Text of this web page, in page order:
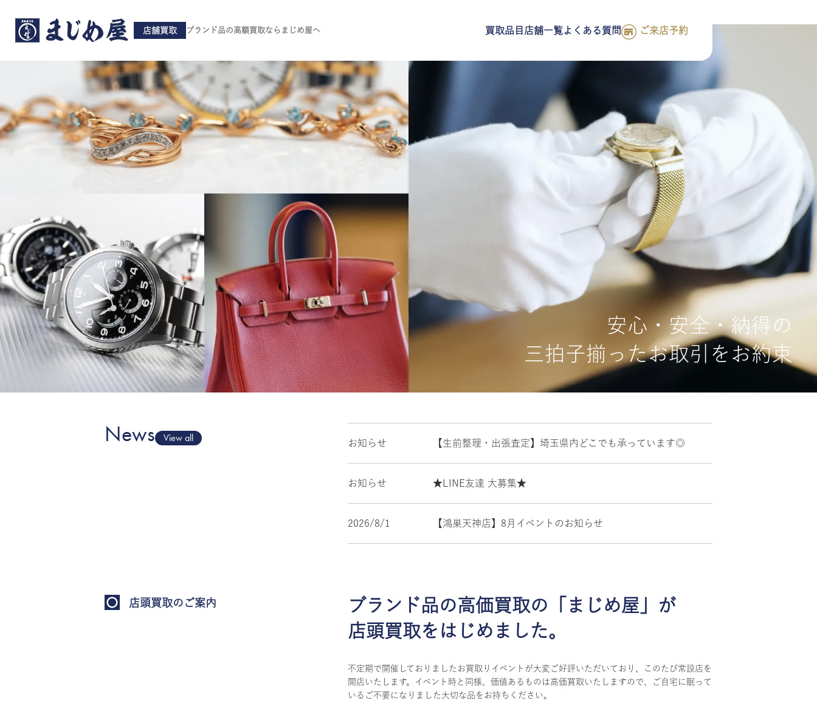
店舗買取 ブランド品の高額買取ならまじめ屋へ 買取品目 店舗一覧よくある質問 ご来店予約
買取品目
店舗一覧
安心・安全・納得の
三拍子揃ったお取引をお約束
News View all お知らせ 【生前整理・出張査定】埼玉県内どこでも承っています◎
お知らせ ★LINE友達 大募集★
2026/8/1 【鴻巣天神店】8月イベントのお知らせ
店頭買取のご案内 ブランド品の高価買取の 「まじめ屋」が
店頭買取をはじめました。
不定期で開催しておりましたお買取りイベントが大変ご好評いただいており、このたび常設店を
開店いたします。イベント時と同様、価値あるものは高価買取いたしますので、ご自宅に眠って
いるご不要になりました大切な品をお持ちください。